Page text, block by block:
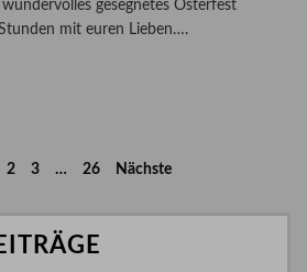
gesegnetes Osterfest
mit euren Lieben….
2 3 … 26 Nächste